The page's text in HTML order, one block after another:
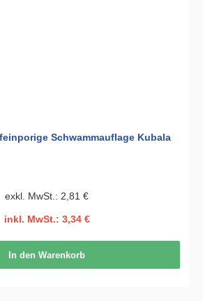
Schwammauflage Kubala
exkl. MwSt.: 2,81 €
inkl. MwSt.: 3,34 €
In den Warenkorb